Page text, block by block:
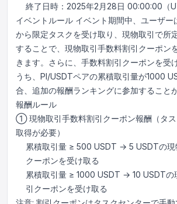
終了日時：2025年2月28日 00:00:00（
イベントルール イベント期間中、ユーザー
から限定タスクを受け取り、現物取引で所
することで、現物取引手数料割引クーポン
きます。さらに、手数料割引クーポンを受
うち、PI/USDTペアの累積取引量が1000
合、追加の報酬ランキングに参加すること
報酬ルール
① 現物取引手数料割引クーポン報酬（タ
取得が必要）
累積取引量 ≥ 500 USDT → 5 USDTの現
クーポンを受け取る
累積取引量 ≥ 1000 USDT → 10 USDTの
引クーポンを受け取る
こんにちは、何
きることはあ
オンラインカスタマー
いただけ
オンライン相
チケット進